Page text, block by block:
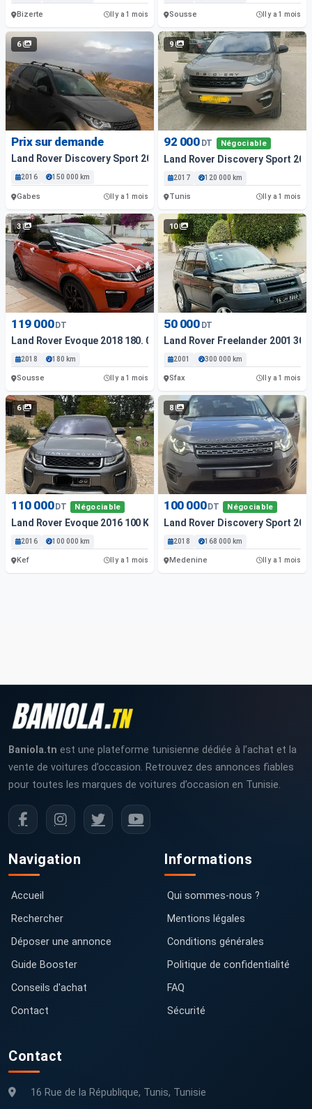
Bizerte Il y a 1 mois Sousse Il y a 1 mois
6
Prix sur demande
Land Rover Discovery Sport 2016 15000 Km
2016 150 000 km
Gabes Il y a 1 mois
9
92 000 DT Négociable
Land Rover Discovery Sport
2017 120 000 km
Tunis Il y a 1 mois
3
119 000DT
Land Rover Evoque 2018 180. 000 Km
2018 180 km
Sousse Il y a 1 mois
10
50 000 DT
Land Rover Freelander 2001
2001 300 000 km
Sfax Il y a 1 mois
6
110 000DT Négociable
Land Rover Evoque 2016 100 Km
2016 100 000 km
Kef Il y a 1 mois
8
100 000DT Négociable
Land Rover Discovery Sport
2018 168 000 km
Medenine Il y a 1 mois
Baniola.tn est une plateforme tunisienne dédiée à l’achat et la
vente de voitures d’occasion. Retrouvez des annonces fiables
pour toutes les marques de voitures d’occasion en Tunisie.
Navigation
Accueil
Rechercher
Déposer une annonce
Guide Booster
Conseils d'achat
Contact
Informations
Qui sommes-nous ?
Mentions légales
Conditions générales
Politique de confidentialité
FAQ
Sécurité
Contact
16 Rue de la République, Tunis, Tunisie